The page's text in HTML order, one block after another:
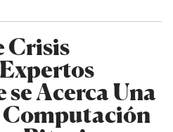
Crisis
Acerca Una
Computación